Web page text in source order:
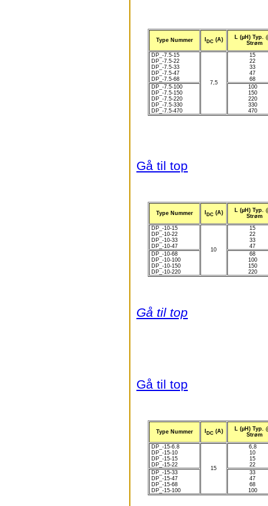
Type Nummer DC(A)
L (µH) Typ.
Strøm
DP_-7.5-15
DP_-7.5-22
DP_-7.5-33
DP_-7.5-47
DP_-7.5-68
7,5
15
22
33
47
68
DP_-7.5-100
DP_-7.5-150
DP_-7.5-220
DP_-7.5-330
DP_-7.5-470
100
150
220
330
470
Gå til top
Type Nummer DC(A)
L (µH) Typ.
Strøm
DP_-10-15
DP_-10-22
DP_-10-33
DP_-10-47
10
15
22
33
47
DP_-10-68
DP_-10-100
DP_-10-150
DP_-10-220
68
100
150
220
Gå til top
Gå til top
Type Nummer DC(A)
L (µH) Typ.
Strøm
DP_-15-6.8
DP_-15-10
DP_-15-15
DP_-15-22
15
6,8
10
15
22
DP_-15-33
DP_-15-47
DP_-15-68
DP_-15-100
33
47
68
100